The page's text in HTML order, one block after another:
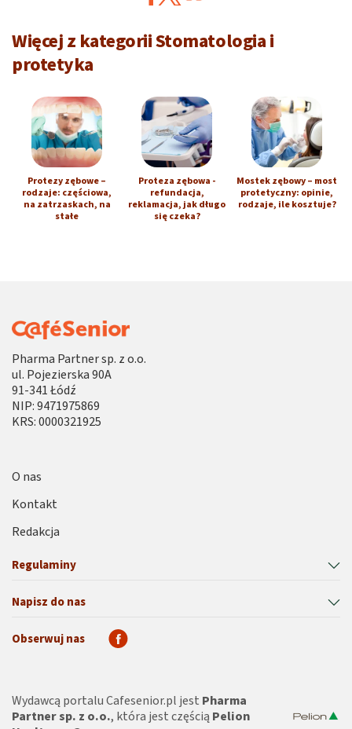
Więcej z kategorii Stomatologia i
protetyka
Protezy zębowe –
rodzaje: częściowa,
na zatrzaskach, na
stałe
Proteza zębowa -
refundacja,
reklamacja, jak długo
się czeka?
Mostek zębowy – most
protetyczny: opinie,
rodzaje, ile kosztuje?
Pharma Partner sp. z o.o.
ul. Pojezierska 90A
91-341 Łódź
NIP: 9471975869
KRS: 0000321925
Regulaminy
Napisz do nas
O nas
Kontakt
Redakcja
Obserwuj nas
Wydawcą portalu Cafesenior.pl jest Pharma
Partner sp. z o.o., która jest częścią Pelion